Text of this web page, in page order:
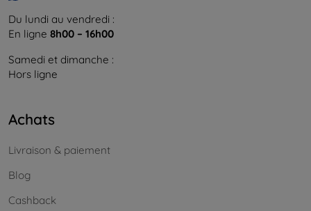
Du lundi au vendredi :
En ligne 8h00 – 16h00
Samedi et dimanche :
Hors ligne
Achats
Livraison & paiement
Blog
Cashback